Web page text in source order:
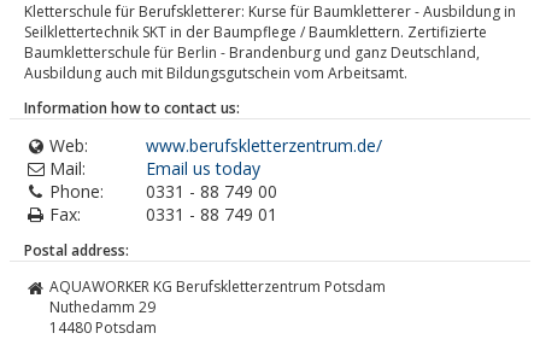
Kletterschule für Berufskletterer: Kurse für Baumkletterer - Ausbildung in
Seilklettertechnik SKT in der Baumpflege / Baumklettern. Zertifizierte
Baumkletterschule für Berlin - Brandenburg und ganz Deutschland,
Ausbildung auch mit Bildungsgutschein vom Arbeitsamt.
Information how to contact us:
Web:
www.berufskletterzentrum.de/
Mail:
Email us today
Phone:
0331 - 88 749 00
Fax:
0331 - 88 749 01
Postal address:
AQUAWORKER KG Berufskletterzentrum Potsdam
Nuthedamm 29
14480 Potsdam